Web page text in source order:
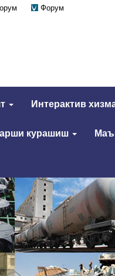
Форум
Интерактив
курашиш